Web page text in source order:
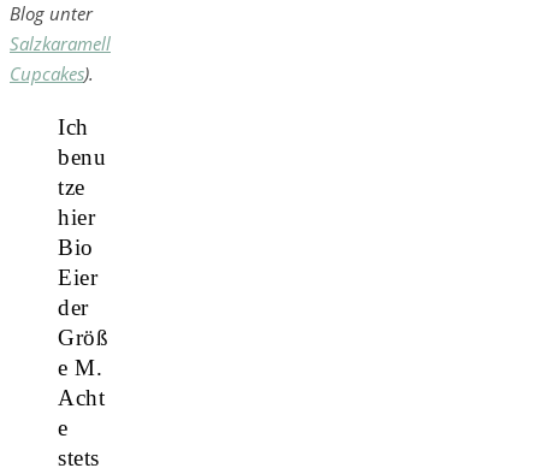
Blog unter
Salzkaramell
Cupcakes).
Ich
benu
tze
hier
Bio
Eier
der
Größ
e M.
Acht
e
stets